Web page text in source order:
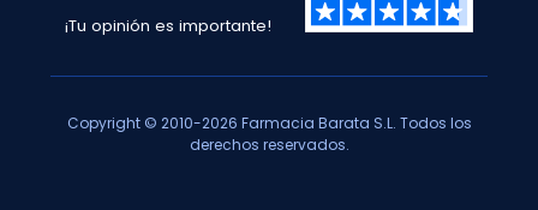
¡Tu opinión es importante!
Copyright © 2010-2026 Farmacia Barata S.L. Todos los
derechos reservados.